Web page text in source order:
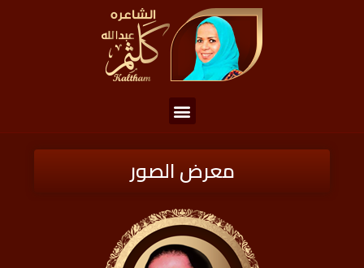
معرض الصور